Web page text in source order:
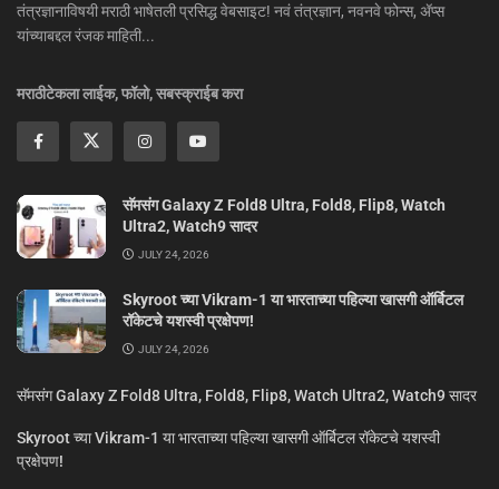
तंत्रज्ञानाविषयी मराठी भाषेतली प्रसिद्ध वेबसाइट! नवं तंत्रज्ञान, नवनवे फोन्स, ॲप्स
यांच्याबद्दल रंजक माहिती...
मराठीटेकला लाईक, फॉलो, सबस्क्राईब करा
सॅमसंग Galaxy Z Fold8 Ultra, Fold8, Flip8, Watch
Ultra2, Watch9 सादर
JULY 24, 2026
Skyroot च्या Vikram-1 या भारताच्या पहिल्या खासगी ऑर्बिटल
रॉकेटचे यशस्वी प्रक्षेपण!
JULY 24, 2026
सॅमसंग Galaxy Z Fold8 Ultra, Fold8, Flip8, Watch Ultra2, Watch9 सादर
Skyroot च्या Vikram-1 या भारताच्या पहिल्या खासगी ऑर्बिटल रॉकेटचे यशस्वी
प्रक्षेपण!